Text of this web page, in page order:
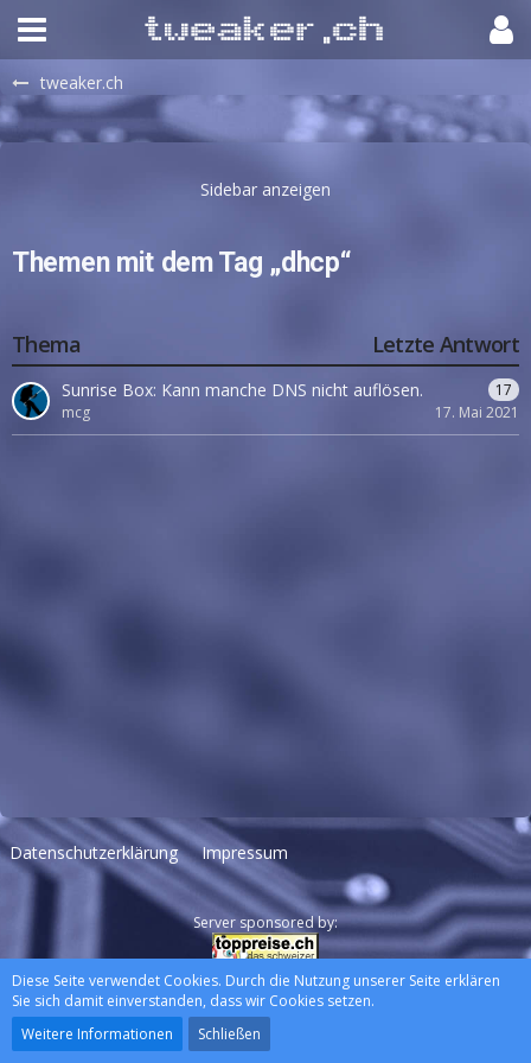
tweaker.ch
Themen mit dem Tag „dhcp“
Thema Letzte Antwort
Sunrise Box: Kann manche DNS nicht auflösen.
17
mcg
17. Mai 2021
Datenschutzerklärung Impressum
Server sponsored by:
Community-Software:WoltLab Suite™
Stil:Lucent, erstellt von
Diese Seite verwendet Cookies. Durch die Nutzung unserer Seite erklären
Sie sich damit einverstanden, dass wir Cookies setzen.
Weitere Informationen
Schließen